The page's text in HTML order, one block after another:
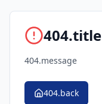
404.title
404.message
404.back